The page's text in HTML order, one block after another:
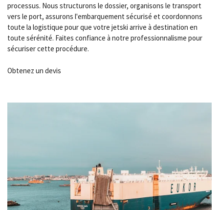
processus. Nous structurons le dossier, organisons le transport
vers le port, assurons l'embarquement sécurisé et coordonnons
toute la logistique pour que votre jetski arrive à destination en
toute sérénité. Faites confiance à notre professionnalisme pour
sécuriser cette procédure.
Obtenez un devis